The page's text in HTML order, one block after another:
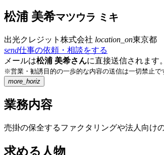
松浦 美希マツウラ ミキ
出光クレジット株式会社 location_on東京都
send仕事の依頼・相談をする
メールは松浦 美希さんに直接送信されます。
※営業・勧誘目的の一歩的な内容の送信は一切禁止で
more_horiz
業務内容
売掛の保全するファクタリングや法人向け
求める人物